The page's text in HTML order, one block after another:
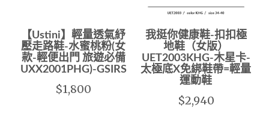
【Ustini】輕量透氣紓
壓走路鞋-水蜜桃粉(女
款-輕便出門 旅遊必備
UXX2001PHG)-GSIRS
$1,800
我挺你健康鞋-扣扣極
地鞋（女版）
UET2003KHG-木星卡-
太極底X免綁鞋帶=輕量
運動鞋
$2,940